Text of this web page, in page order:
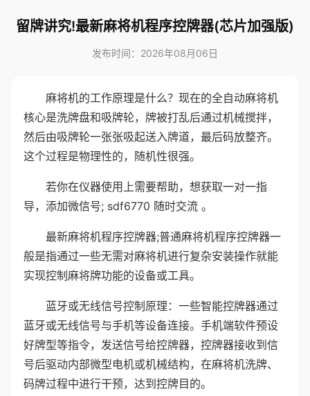
留牌讲究!最新麻将机程序控牌器(芯片加强版)
发布时间：2026年08月06日
麻将机的工作原理是什么？现在的全自动麻将机
核心是洗牌盘和吸牌轮，牌被打乱后通过机械搅拌，
然后由吸牌轮一张张吸起送入牌道，最后码放整齐。
这个过程是物理性的，随机性很强。
若你在仪器使用上需要帮助，想获取一对一指
导，添加微信号; sdf6770 随时交流 。
最新麻将机程序控牌器;普通麻将机程序控牌器一
般是指通过一些无需对麻将机进行复杂安装操作就能
实现控制麻将牌功能的设备或工具。
蓝牙或无线信号控制原理：一些智能控牌器通过
蓝牙或无线信号与手机等设备连接。手机端软件预设
好牌型等指令，发送信号给控牌器，控牌器接收到信
号后驱动内部微型电机或机械结构，在麻将机洗牌、
码牌过程中进行干预，达到控牌目的。